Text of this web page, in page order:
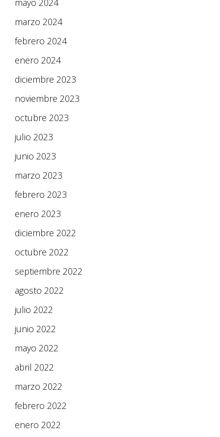
marzo 2024
febrero 2024
enero 2024
diciembre 2023
noviembre 2023
octubre 2023
julio 2023
junio 2023
marzo 2023
febrero 2023
enero 2023
diciembre 2022
octubre 2022
septiembre 2022
agosto 2022
julio 2022
junio 2022
mayo 2022
abril 2022
marzo 2022
febrero 2022
enero 2022